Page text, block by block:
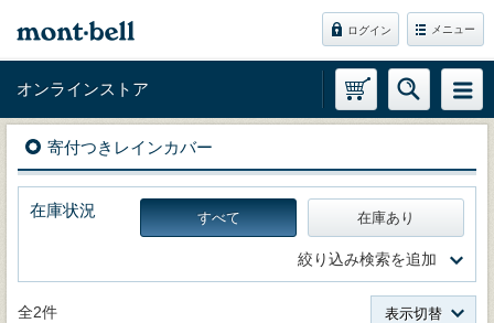
ログイン メニュー
オンラインストア
寄付つきレインカバー
在庫状況 すべて 在庫あり
絞り込み検索を追加
全2件 表示切替